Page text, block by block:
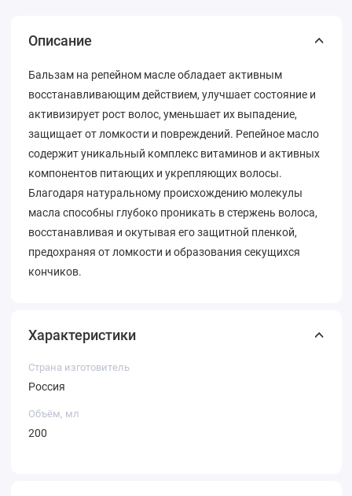
Описание
Бальзам на репейном масле обладает активным
восстанавливающим действием, улучшает состояние и
активизирует рост волос, уменьшает их выпадение,
защищает от ломкости и повреждений. Репейное масло
содержит уникальный комплекс витаминов и активных
компонентов питающих и укрепляющих волосы.
Благодаря натуральному происхождению молекулы
масла способны глубоко проникать в стержень волоса,
восстанавливая и окутывая его защитной пленкой,
предохраняя от ломкости и образования секущихся
кончиков.
Характеристики
Страна изготовитель
Россия
Объём, мл
200